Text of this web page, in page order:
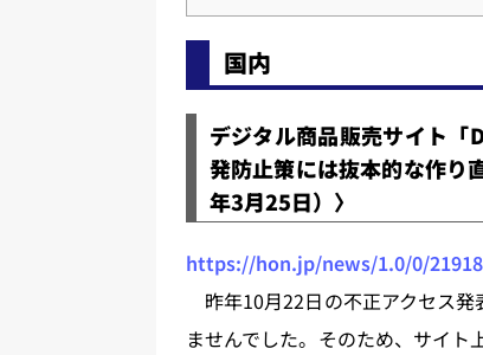
国内
デジタル商品販売サイト
発防止策には抜本的な作
年3月25日）〉
https://hon.jp/news/1.0/0/21918
昨年10月22日の不正アクセス発
ませんでした。そのため、サイト